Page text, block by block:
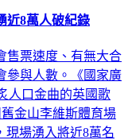
售票速度、有無大合
與人數。《國家廣
人口金曲的英國歌
舊金山李維斯體育場